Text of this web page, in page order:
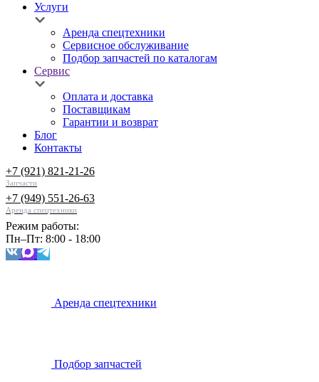
Услуги
Аренда спецтехники
Сервисное обслуживание
Подбор запчастей по каталогам
Сервис
Оплата и доставка
Поставщикам
Гарантии и возврат
Блог
Контакты
+7 (921) 821-21-26
Запчасти
+7 (949) 551-26-63
Аренда спецтехники
Режим работы:
Пн–Пт: 8:00 - 18:00
Аренда спецтехники
Подбор запчастей